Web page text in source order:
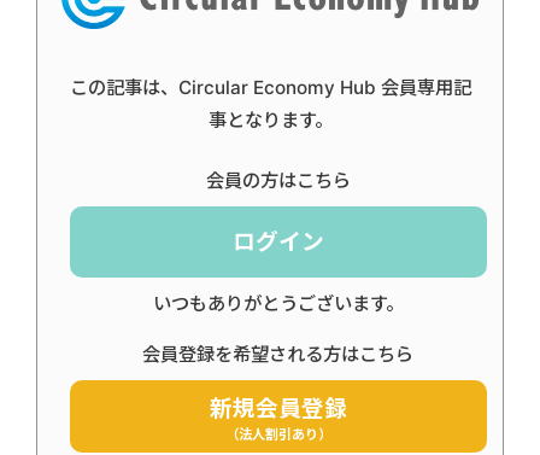
この記事は、Circular Economy Hub 会員専用記
事となります。
会員の方はこちら
ログイン
いつもありがとうございます。
会員登録を希望される方はこちら
新規会員登録
（法人割引あり）